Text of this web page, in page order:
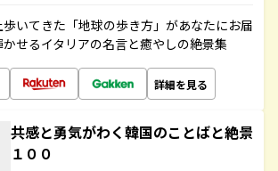
いてきた「地球の歩き方」があなたにお届
せるイタリアの名言と癒やしの絶景集
詳細を見る
共感と勇気がわく韓国のことばと絶景
１００